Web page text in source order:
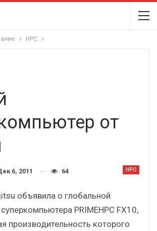
HPC
от
HPC
6, 2011 64
объявила о глобальной
PRIMEHPC FX10,
производительность которого